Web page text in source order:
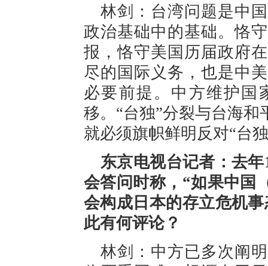
林剑：台湾问题是中
政治基础中的基础。恪
报，恪守美国历届政府
尽的国际义务，也是中
必要前提。中方维护国
移。“台独”分裂与台海
就必须旗帜鲜明反对“台
东京电视台记者：去
会答问时称，“如果中国
会构成日本的存立危机
此有何评论？
林剑：中方已多次阐